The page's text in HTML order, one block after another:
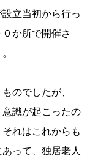
立当初から行っ
か所で開催さ
のでしたが、
意識が起こったの
れはこれからも
って、独居老人